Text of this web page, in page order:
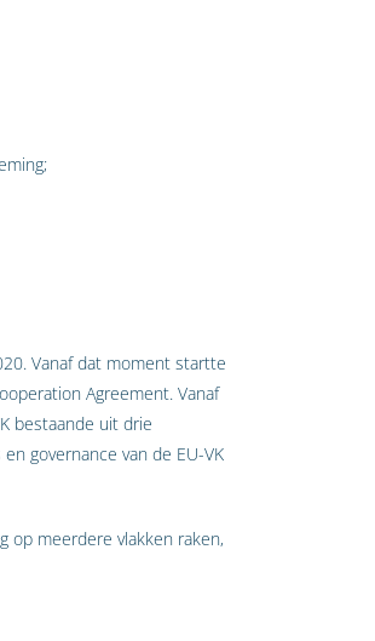
Vanaf dat moment startte
Agreement. Vanaf
bestaande uit drie
governance van de EU-VK
op meerdere vlakken raken,